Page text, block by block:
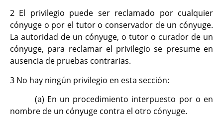
2 El privilegio puede ser reclamado por cualquier
cónyuge o por el tutor o conservador de un cónyuge.
La autoridad de un cónyuge, o tutor o curador de un
cónyuge, para reclamar el privilegio se presume en
ausencia de pruebas contrarias.
3 No hay ningún privilegio en esta sección:
(a) En un procedimiento interpuesto por o en
nombre de un cónyuge contra el otro cónyuge.